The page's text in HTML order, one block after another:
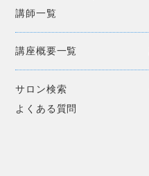
講師一覧
講座概要一覧
サロン検索
よくある質問